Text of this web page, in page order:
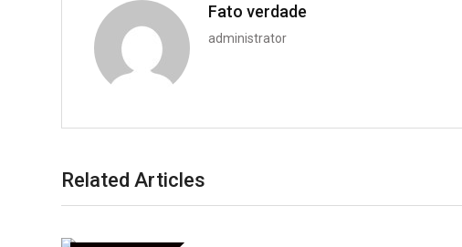
Fato verdade
administrator
Related Articles